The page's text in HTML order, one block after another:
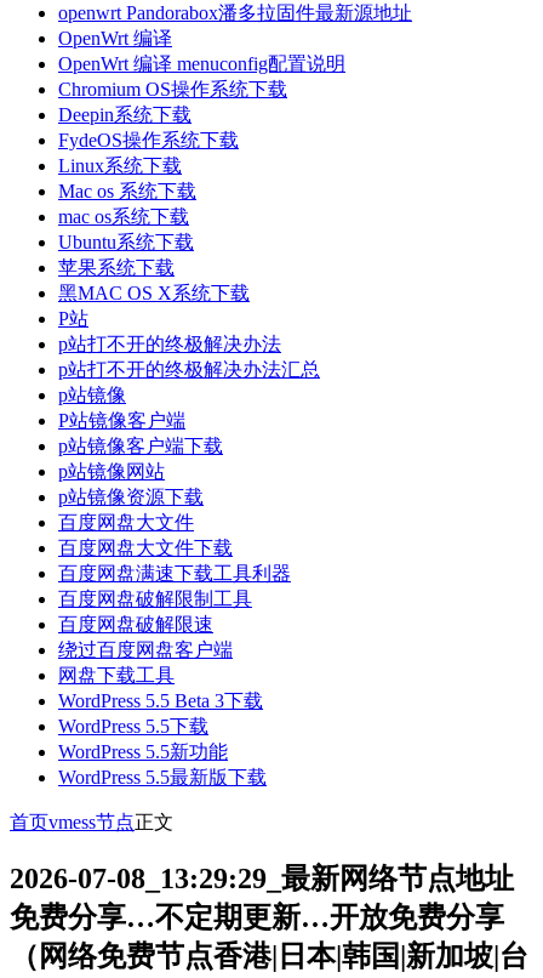
openwrt Pandorabox潘多拉固件最新源地址
OpenWrt 编译
OpenWrt 编译 menuconfig配置说明
Chromium OS操作系统下载
Deepin系统下载
FydeOS操作系统下载
Linux系统下载
Mac os 系统下载
mac os系统下载
Ubuntu系统下载
苹果系统下载
黑MAC OS X系统下载
P站
p站打不开的终极解决办法
p站打不开的终极解决办法汇总
p站镜像
P站镜像客户端
p站镜像客户端下载
p站镜像网站
p站镜像资源下载
百度网盘大文件
百度网盘大文件下载
百度网盘满速下载工具利器
百度网盘破解限制工具
百度网盘破解限速
绕过百度网盘客户端
网盘下载工具
WordPress 5.5 Beta 3下载
WordPress 5.5下载
WordPress 5.5新功能
WordPress 5.5最新版下载
首页vmess节点正文
2026-07-08_13:29:29_最新网络节点地址
免费分享…不定期更新…开放免费分享
（网络免费节点香港|日本|韩国|新加坡|台